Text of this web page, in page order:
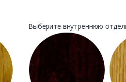
Выберите внутреннюю